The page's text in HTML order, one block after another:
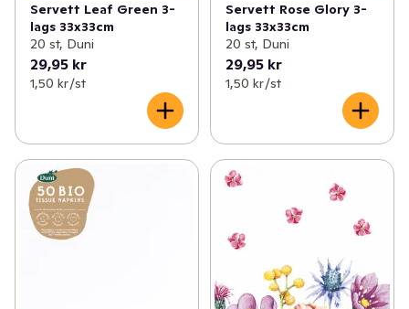
Servett Leaf Green 3-
lags 33x33cm
20 st, Duni
29,95 kr
1,50 kr /st
Servett Rose Glory 3-
lags 33x33cm
20 st, Duni
29,95 kr
1,50 kr /st